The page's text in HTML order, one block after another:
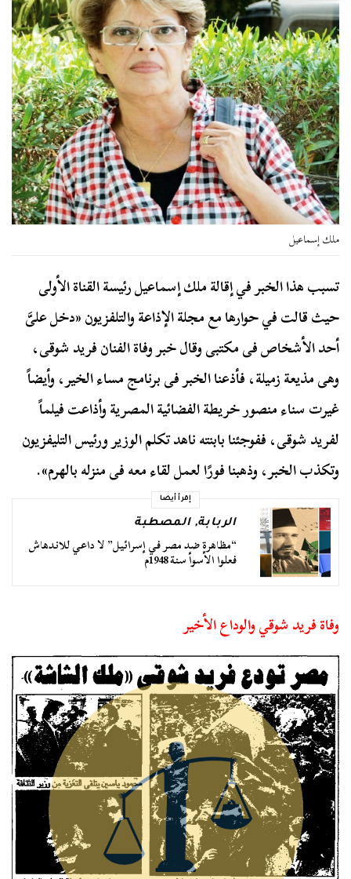
ملك إسماعيل
تسبب هذا الخبر في إقالة ملك إسماعيل رئيسة القناة الأولى
حيث قالت في حوارها مع مجلة الإذاعة والتلفزيون «دخل علىَّ
أحد الأشخاص فى مكتبى وقال خبر وفاة الفنان فريد شوقى،
وهى مذيعة زميلة، فأذعنا الخبر فى برنامج مساء الخير، وأيضاً
غيرت سناء منصور خريطة الفضائية المصرية وأذاعت فيلماً
لفريد شوقى، ففوجئنا بابنته ناهد تكلم الوزير ورئيس التليفزيون
وتكذب الخبر، وذهبنا فورًا لعمل لقاء معه فى منزله بالهرم».
إقرأ أيضا
الربابة,المصطبة
“مظاهرة ضد مصر في إسرائيل” لا داعي للاندهاش
فعلوا الأسوأ سنة 1948م
وفاة فريد شوقي والوداع الأخير